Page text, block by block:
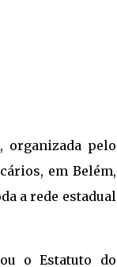
organizada pelo
em Belém,
a rede estadual
o Estatuto do